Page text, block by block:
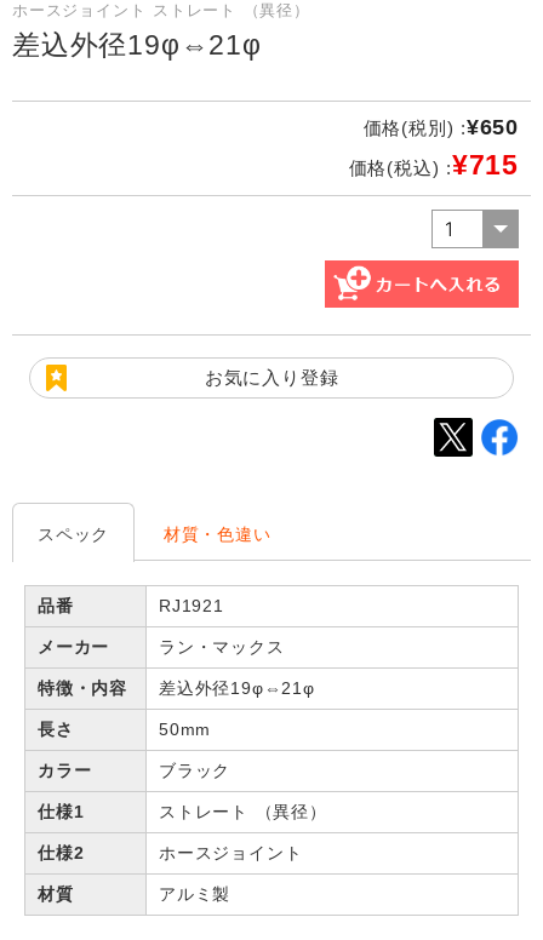
ホースジョイント ストレート （異径）
差込外径19φ⇔21φ
価格(税別) :¥650
価格(税込) :¥715
お気に入り登録
スペック 材質・色違い
品番 RJ1921
メーカー ラン・マックス
特徴・内容 差込外径19φ⇔21φ
長さ 50mm
カラー ブラック
仕様1 ストレート （異径）
仕様2 ホースジョイント
材質 アルミ製